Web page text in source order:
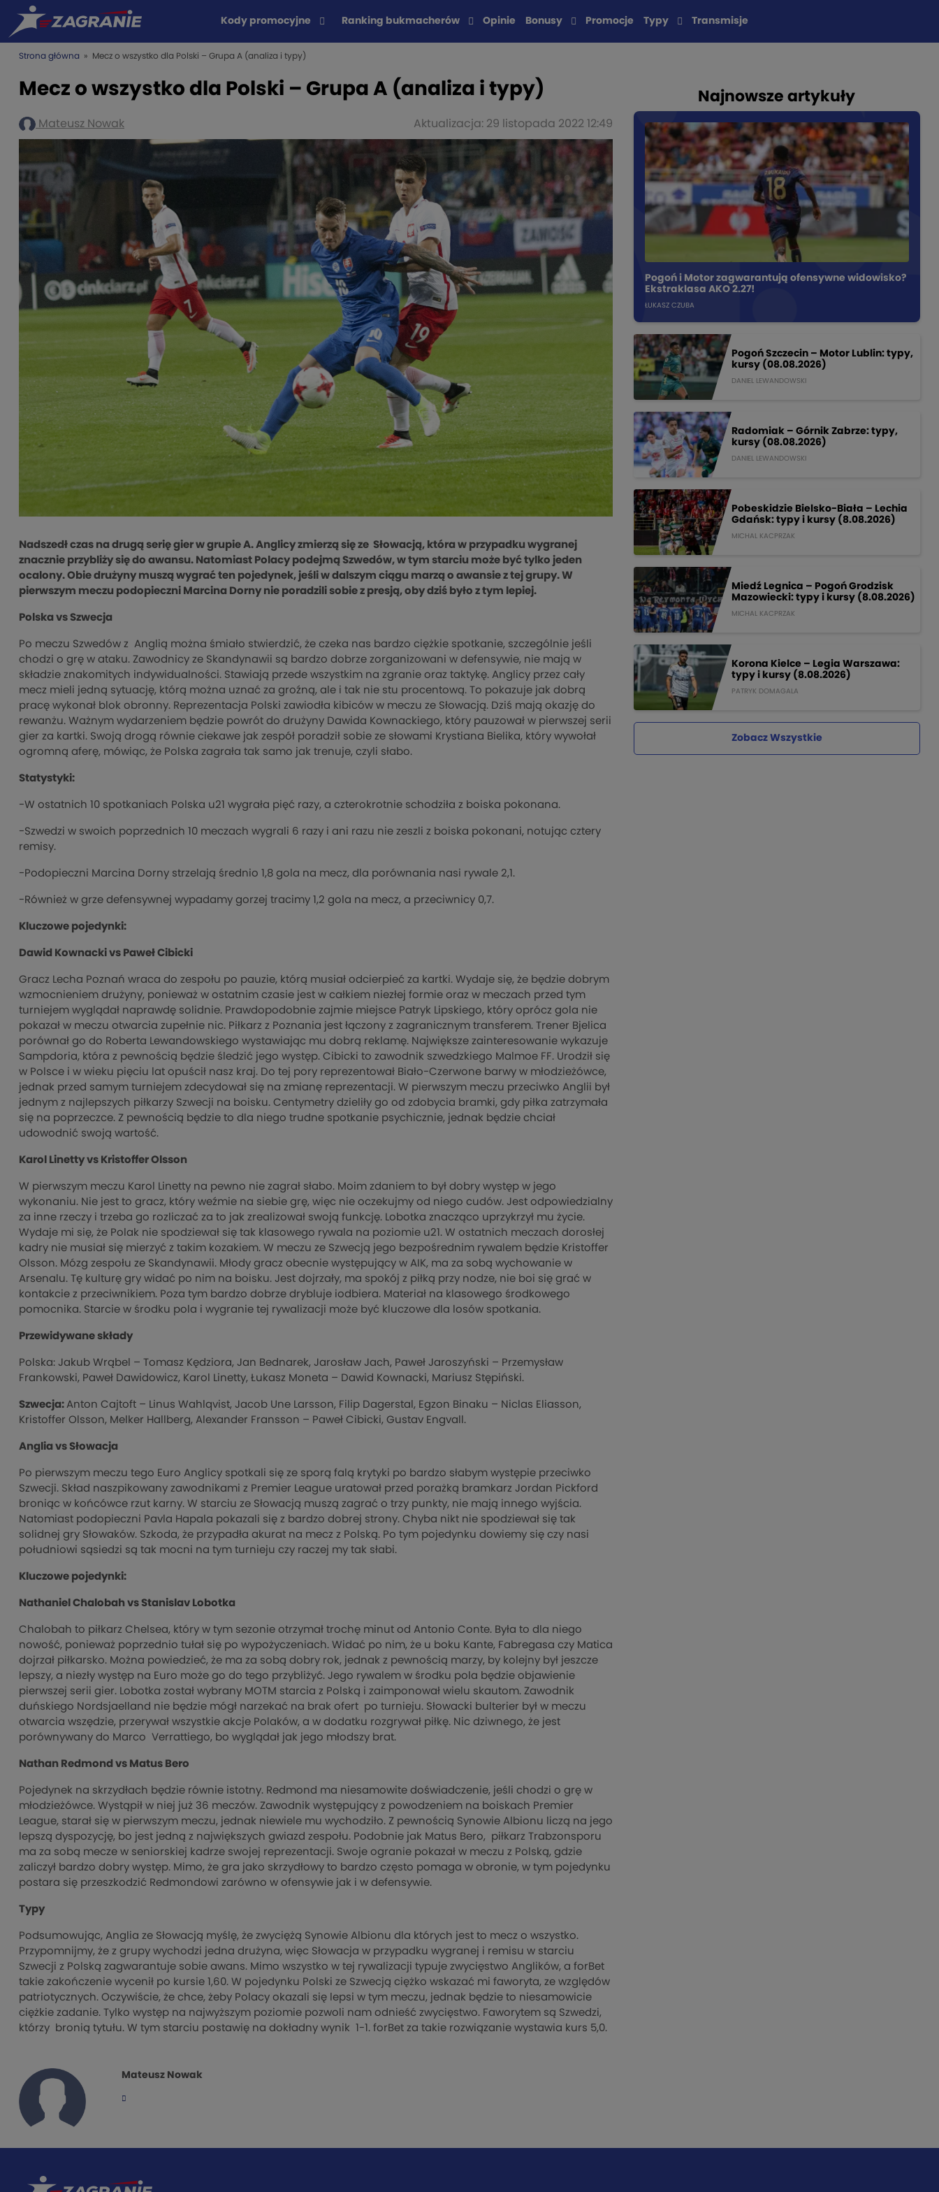
Kody promocyjne Ranking bukmacherów Opinie Bonusy Promocje Typy Transmisje
Strona główna » Mecz o wszystko dla Polski – Grupa A (analiza i typy)
Mecz o wszystko dla Polski – Grupa A (analiza i typy)
Mateusz Nowak Aktualizacja: 29 listopada 2022 12:49
Nadszedł czas na drugą serię gier w grupie A. Anglicy zmierzą się ze Słowacją, która w przypadku wygranej
znacznie przybliży się do awansu. Natomiast Polacy podejmą Szwedów, w tym starciu może być tylko jeden
ocalony. Obie drużyny muszą wygrać ten pojedynek, jeśli w dalszym ciągu marzą o awansie z tej grupy. W
pierwszym meczu podopieczni Marcina Dorny nie poradzili sobie z presją, oby dziś było z tym lepiej.
Polska vs Szwecja
Po meczu Szwedów z Anglią można śmiało stwierdzić, że czeka nas bardzo ciężkie spotkanie, szczególnie jeśli
chodzi o grę w ataku. Zawodnicy ze Skandynawii są bardzo dobrze zorganizowani w defensywie, nie mają w
składzie znakomitych indywidualności. Stawiają przede wszystkim na zgranie oraz taktykę. Anglicy przez cały
mecz mieli jedną sytuację, którą można uznać za groźną, ale i tak nie stu procentową. To pokazuje jak dobrą
pracę wykonał blok obronny. Reprezentacja Polski zawiodła kibiców w meczu ze Słowacją. Dziś mają okazję do
rewanżu. Ważnym wydarzeniem będzie powrót do drużyny Dawida Kownackiego, który pauzował w pierwszej serii
gier za kartki. Swoją drogą równie ciekawe jak zespół poradził sobie ze słowami Krystiana Bielika, który wywołał
ogromną aferę, mówiąc, że Polska zagrała tak samo jak trenuje, czyli słabo.
Statystyki:
-W ostatnich 10 spotkaniach Polska u21 wygrała pięć razy, a czterokrotnie schodziła z boiska pokonana.
-Szwedzi w swoich poprzednich 10 meczach wygrali 6 razy i ani razu nie zeszli z boiska pokonani, notując cztery
remisy.
-Podopieczni Marcina Dorny strzelają średnio 1,8 gola na mecz, dla porównania nasi rywale 2,1.
-Również w grze defensywnej wypadamy gorzej tracimy 1,2 gola na mecz, a przeciwnicy 0,7.
Kluczowe pojedynki:
Dawid Kownacki vs Paweł Cibicki
Gracz Lecha Poznań wraca do zespołu po pauzie, którą musiał odcierpieć za kartki. Wydaje się, że będzie dobrym
wzmocnieniem drużyny, ponieważ w ostatnim czasie jest w całkiem niezłej formie oraz w meczach przed tym
turniejem wyglądał naprawdę solidnie. Prawdopodobnie zajmie miejsce Patryk Lipskiego, który oprócz gola nie
pokazał w meczu otwarcia zupełnie nic. Piłkarz z Poznania jest łączony z zagranicznym transferem. Trener Bjelica
porównał go do Roberta Lewandowskiego wystawiając mu dobrą reklamę. Największe zainteresowanie wykazuje
Sampdoria, która z pewnością będzie śledzić jego występ. Cibicki to zawodnik szwedzkiego Malmoe FF. Urodził się
w Polsce i w wieku pięciu lat opuścił nasz kraj. Do tej pory reprezentował Biało-Czerwone barwy w młodzieżówce,
jednak przed samym turniejem zdecydował się na zmianę reprezentacji. W pierwszym meczu przeciwko Anglii był
jednym z najlepszych piłkarzy Szwecji na boisku. Centymetry dzieliły go od zdobycia bramki, gdy piłka zatrzymała
się na poprzeczce. Z pewnością będzie to dla niego trudne spotkanie psychicznie, jednak będzie chciał
udowodnić swoją wartość.
Karol Linetty vs Kristoffer Olsson
W pierwszym meczu Karol Linetty na pewno nie zagrał słabo. Moim zdaniem to był dobry występ w jego
wykonaniu. Nie jest to gracz, który weźmie na siebie grę, więc nie oczekujmy od niego cudów. Jest odpowiedzialny
za inne rzeczy i trzeba go rozliczać za to jak zrealizował swoją funkcję. Lobotka znacząco uprzykrzył mu życie.
Wydaje mi się, że Polak nie spodziewał się tak klasowego rywala na poziomie u21. W ostatnich meczach dorosłej
kadry nie musiał się mierzyć z takim kozakiem. W meczu ze Szwecją jego bezpośrednim rywalem będzie Kristoffer
Olsson. Mózg zespołu ze Skandynawii. Młody gracz obecnie występujący w AIK, ma za sobą wychowanie w
Arsenalu. Tę kulturę gry widać po nim na boisku. Jest dojrzały, ma spokój z piłką przy nodze, nie boi się grać w
kontakcie z przeciwnikiem. Poza tym bardzo dobrze drybluje iodbiera. Materiał na klasowego środkowego
pomocnika. Starcie w środku pola i wygranie tej rywalizacji może być kluczowe dla losów spotkania.
Przewidywane składy
Polska: Jakub Wrąbel – Tomasz Kędziora, Jan Bednarek, Jarosław Jach, Paweł Jaroszyński – Przemysław
Frankowski, Paweł Dawidowicz, Karol Linetty, Łukasz Moneta – Dawid Kownacki, Mariusz Stępiński.
Szwecja: Anton Cajtoft – Linus Wahlqvist, Jacob Une Larsson, Filip Dagerstal, Egzon Binaku – Niclas Eliasson,
Kristoffer Olsson, Melker Hallberg, Alexander Fransson – Paweł Cibicki, Gustav Engvall.
Anglia vs Słowacja
Po pierwszym meczu tego Euro Anglicy spotkali się ze sporą falą krytyki po bardzo słabym występie przeciwko
Szwecji. Skład naszpikowany zawodnikami z Premier League uratował przed porażką bramkarz Jordan Pickford
broniąc w końcówce rzut karny. W starciu ze Słowacją muszą zagrać o trzy punkty, nie mają innego wyjścia.
Natomiast podopieczni Pavla Hapala pokazali się z bardzo dobrej strony. Chyba nikt nie spodziewał się tak
solidnej gry Słowaków. Szkoda, że przypadła akurat na mecz z Polską. Po tym pojedynku dowiemy się czy nasi
południowi sąsiedzi są tak mocni na tym turnieju czy raczej my tak słabi.
Kluczowe pojedynki:
Nathaniel Chalobah vs Stanislav Lobotka
Chalobah to piłkarz Chelsea, który w tym sezonie otrzymał trochę minut od Antonio Conte. Była to dla niego
nowość, ponieważ poprzednio tułał się po wypożyczeniach. Widać po nim, że u boku Kante, Fabregasa czy Matica
dojrzał piłkarsko. Można powiedzieć, że ma za sobą dobry rok, jednak z pewnością marzy, by kolejny był jeszcze
lepszy, a niezły występ na Euro może go do tego przybliżyć. Jego rywalem w środku pola będzie objawienie
pierwszej serii gier. Lobotka został wybrany MOTM starcia z Polską i zaimponował wielu skautom. Zawodnik
duńskiego Nordsjaelland nie będzie mógł narzekać na brak ofert po turnieju. Słowacki bulterier był w meczu
otwarcia wszędzie, przerywał wszystkie akcje Polaków, a w dodatku rozgrywał piłkę. Nic dziwnego, że jest
porównywany do Marco Verrattiego, bo wyglądał jak jego młodszy brat.
Nathan Redmond vs Matus Bero
Pojedynek na skrzydłach będzie równie istotny. Redmond ma niesamowite doświadczenie, jeśli chodzi o grę w
młodzieżówce. Wystąpił w niej już 36 meczów. Zawodnik występujący z powodzeniem na boiskach Premier
League, starał się w pierwszym meczu, jednak niewiele mu wychodziło. Z pewnością Synowie Albionu liczą na jego
lepszą dyspozycję, bo jest jedną z największych gwiazd zespołu. Podobnie jak Matus Bero, piłkarz Trabzonsporu
ma za sobą mecze w seniorskiej kadrze swojej reprezentacji. Swoje ogranie pokazał w meczu z Polską, gdzie
zaliczył bardzo dobry występ. Mimo, że gra jako skrzydłowy to bardzo często pomaga w obronie, w tym pojedynku
postara się przeszkodzić Redmondowi zarówno w ofensywie jak i w defensywie.
Typy
Podsumowując, Anglia ze Słowacją myślę, że zwyciężą Synowie Albionu dla których jest to mecz o wszystko.
Przypomnijmy, że z grupy wychodzi jedna drużyna, więc Słowacja w przypadku wygranej i remisu w starciu
Szwecji z Polską zagwarantuje sobie awans. Mimo wszystko w tej rywalizacji typuje zwycięstwo Anglików, a forBet
takie zakończenie wycenił po kursie 1,60. W pojedynku Polski ze Szwecją ciężko wskazać mi faworyta, ze względów
patriotycznych. Oczywiście, że chce, żeby Polacy okazali się lepsi w tym meczu, jednak będzie to niesamowicie
ciężkie zadanie. Tylko występ na najwyższym poziomie pozwoli nam odnieść zwycięstwo. Faworytem są Szwedzi,
którzy bronią tytułu. W tym starciu postawię na dokładny wynik 1-1. forBet za takie rozwiązanie wystawia kurs 5,0.
Mateusz Nowak
Najnowsze artykuły
Pogoń i Motor zagwarantują ofensywne widowisko?
Ekstraklasa AKO 2.27!
ŁUKASZ CZUBA
Pogoń Szczecin – Motor Lublin: typy,
kursy (08.08.2026)
DANIEL LEWANDOWSKI
Radomiak – Górnik Zabrze: typy,
kursy (08.08.2026)
DANIEL LEWANDOWSKI
Pobeskidzie Bielsko-Biała – Lechia
Gdańsk: typy i kursy (8.08.2026)
MICHAL KACPRZAK
Miedź Legnica – Pogoń Grodzisk
Mazowiecki: typy i kursy (8.08.2026)
MICHAL KACPRZAK
Korona Kielce – Legia Warszawa:
typy i kursy (8.08.2026)
PATRYK DOMAGALA
Zobacz Wszystkie